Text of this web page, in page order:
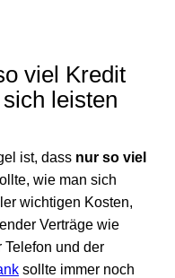
viel Kredit
leisten
ist, dass nur so viel
wie man sich
wichtigen Kosten,
Verträge wie
Telefon und der
sollte immer noch